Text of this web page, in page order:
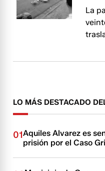
La
LO MÁS DESTACADO
01Aquiles Alvarez es
prisión por el Caso